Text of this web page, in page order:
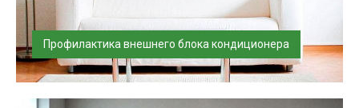
Профилактика внешнего блока кондиционера
Произведем профилактику внешнего блока